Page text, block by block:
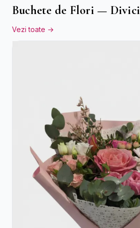
Buchete de Flori — Divici
Vezi toate →